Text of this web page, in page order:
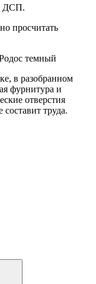
ДСП.
просчитать
темный
в разобранном
фурнитура и
отверстия
труда.